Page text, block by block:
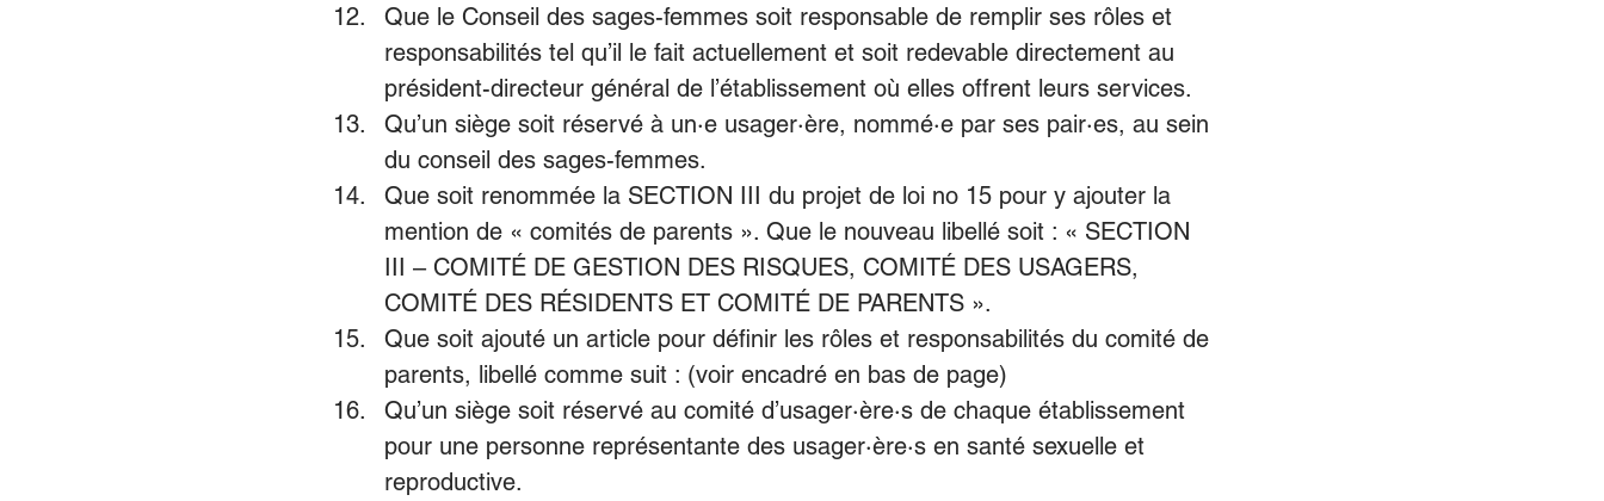
Que le Conseil des sages-femmes soit responsable de remplir ses rôles et
responsabilités tel qu’il le fait actuellement et soit redevable directement au
président-directeur général de l’établissement où elles offrent leurs services.
Qu’un siège soit réservé à un·e usager·ère, nommé·e par ses pair·es, au sein
du conseil des sages-femmes.
Que soit renommée la SECTION III du projet de loi no 15 pour y ajouter la
mention de « comités de parents ». Que le nouveau libellé soit : « SECTION
III – COMITÉ DE GESTION DES RISQUES, COMITÉ DES USAGERS,
COMITÉ DES RÉSIDENTS ET COMITÉ DE PARENTS ».
Que soit ajouté un article pour définir les rôles et responsabilités du comité de
parents, libellé comme suit : (voir encadré en bas de page)
Qu’un siège soit réservé au comité d’usager·ère·s de chaque établissement
pour une personne représentante des usager·ère·s en santé sexuelle et
reproductive.